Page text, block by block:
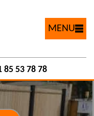
MENU
85 53 78 78